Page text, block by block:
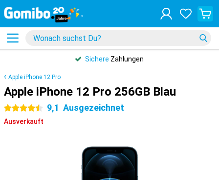
Sichere Zahlungen
Apple iPhone 12 Pro
Apple iPhone 12 Pro 256GB Blau
4.5 Sterne 9,1 Ausgezeichnet
Ausverkauft